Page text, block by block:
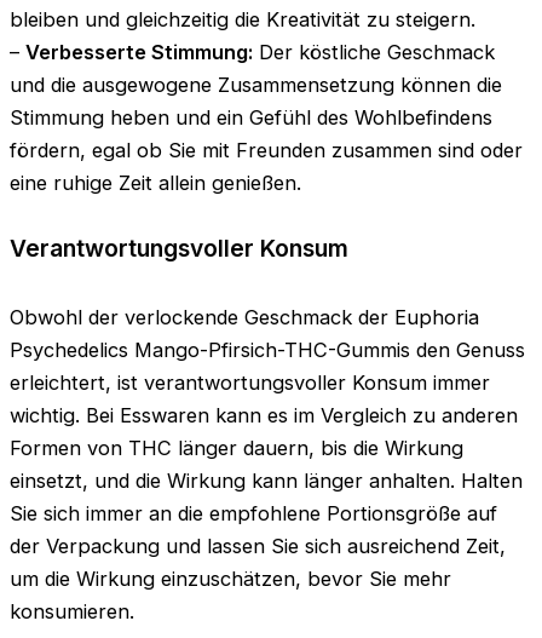
bleiben und gleichzeitig die Kreativität zu steigern.
– Verbesserte Stimmung: Der köstliche Geschmack
und die ausgewogene Zusammensetzung können die
Stimmung heben und ein Gefühl des Wohlbefindens
fördern, egal ob Sie mit Freunden zusammen sind oder
eine ruhige Zeit allein genießen.
Verantwortungsvoller Konsum
Obwohl der verlockende Geschmack der Euphoria
Psychedelics Mango-Pfirsich-THC-Gummis den Genuss
erleichtert, ist verantwortungsvoller Konsum immer
wichtig. Bei Esswaren kann es im Vergleich zu anderen
Formen von THC länger dauern, bis die Wirkung
einsetzt, und die Wirkung kann länger anhalten. Halten
Sie sich immer an die empfohlene Portionsgröße auf
der Verpackung und lassen Sie sich ausreichend Zeit,
um die Wirkung einzuschätzen, bevor Sie mehr
konsumieren.